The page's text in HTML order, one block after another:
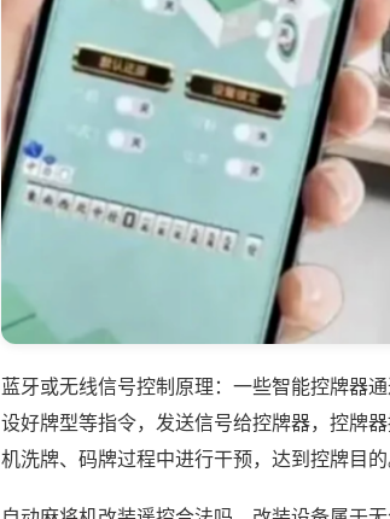
蓝牙或无线信号控制原理：一些智能控牌器
设好牌型等指令，发送信号给控牌器，控牌
机洗牌、码牌过程中进行干预，达到控牌目的